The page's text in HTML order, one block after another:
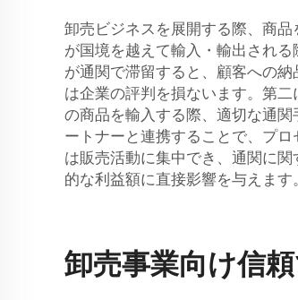
卸売ビジネスを展開する際、商
が国境を越えて輸入・輸出され
が通関で滞留すると、顧客への
は企業の評判を損ないます。第
の商品を輸入する際、適切な通
ートナーと連携することで、プ
は販売活動に集中でき、通関に
的な利益額に直接影響を与えま
卸売事業向け信